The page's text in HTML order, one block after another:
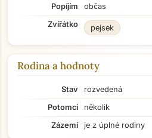
Popíjím
občas
Zvířátko
pejsek
Rodina a hodnoty
Stav
rozvedená
Potomci
několik
Zázemí
je z úplné rodiny